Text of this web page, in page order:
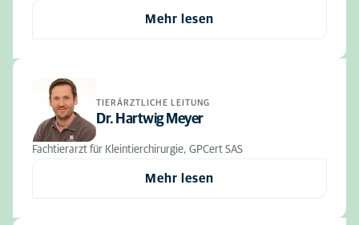
Mehr lesen
TIERÄRZTLICHE LEITUNG
Dr. Hartwig Meyer
Fachtierarzt für Kleintierchirurgie, GPCert SAS
Mehr lesen